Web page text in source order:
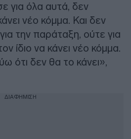
για όλα αυτά, δεν
νέο κόμμα. Και δεν
την παράταξη, ούτε για
ίδιο να κάνει νέο κόμμα.
ότι δεν θα το κάνει»,
ΔΙΑΦΗΜΙΣΗ